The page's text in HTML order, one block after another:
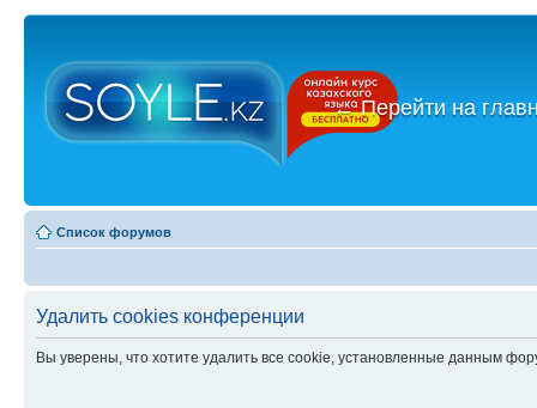
←Перейти на
Список форумов
Удалить cookies конференции
Вы уверены, что хотите удалить все cookie, установленные данным